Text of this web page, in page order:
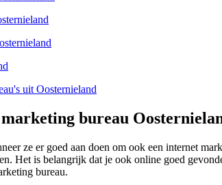
uit Oosternieland
bureau
ze er goed aan doen om ook een internet
Het is belangrijk dat je ook online goed
bureau.